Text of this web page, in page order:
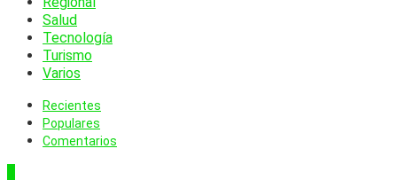
Salud
Tecnología
Turismo
Varios
Recientes
Populares
Comentarios